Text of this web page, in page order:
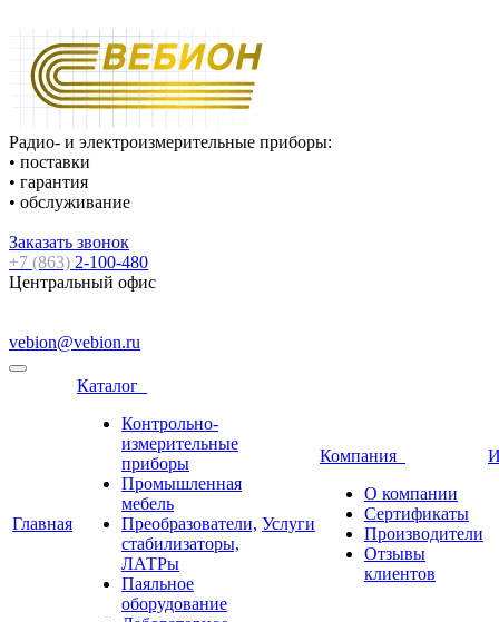
Радио- и электроизмерительные приборы:
• поставки
• гарантия
• обслуживание
Заказать звонок
+7 (863) 2-100-480
Центральный офис
vebion@vebion.ru
Главная
Каталог
Контрольно-
измерительные
приборы
Промышленная
мебель
Преобразователи,
стабилизаторы,
ЛАТРы
Паяльное
оборудование
Услуги
Компания
О компании
Сертификаты
Производители
Отзывы
клиентов